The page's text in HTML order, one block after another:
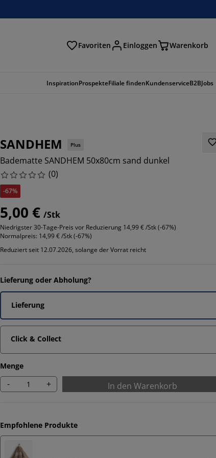
Favoriten Einloggen Warenkorb
InspirationProspekteFiliale findenKundenserviceB2BJobs
SANDHEM Plus
Badematte SANDHEM 50x80cm sand dunkel
(0)
-67%
5,00 € /Stk
Niedrigster 30-Tage-Preis vor Reduzierung 14,99 € /Stk (-67%)
Normalpreis: 14,99 € /Stk (-67%)
Reduziert seit 12.07.2026, solange der Vorrat reicht
Lieferung oder Abholung?
Lieferung
Click & Collect
Menge
- + In den Warenkorb
Empfohlene Produkte